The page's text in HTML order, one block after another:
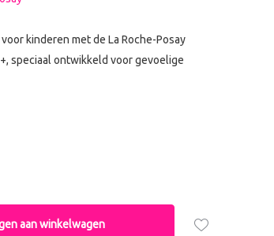
kinderen met de La Roche-Posay
speciaal ontwikkeld voor gevoelige
aan winkelwagen